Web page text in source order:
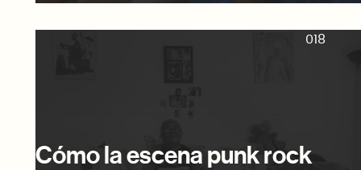
018
Cómo la escena punk rock